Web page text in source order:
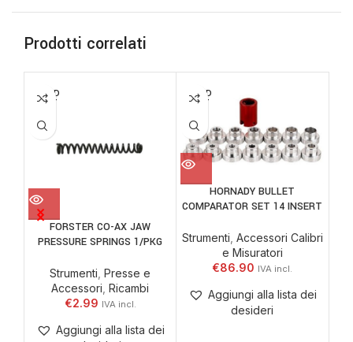
Prodotti correlati
SOLD
OUT
FORSTER CO-AX JAW
PRESSURE SPRINGS 1/PKG
Strumenti Presse e
Accessori Ricambi
€2.99
Aggiungi alla lista dei
SOLD
OUT
HORNADY BULLET
COMPARATOR SET 14 INSERT
Strumenti Accessori Calibri
e Misuratori
€86.90
Aggiungi alla lista dei
desideri